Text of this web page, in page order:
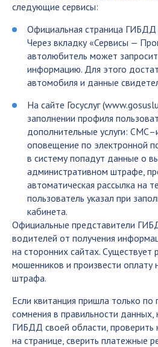
следующие сервисы:
Официальная страница ГИБДД
Через вкладку «Сервисы —
автолюбитель может
информацию. Для этого
автомобиля и данные
На сайте Госуслуг
заполнении профиля
дополнительные услуги:
оповещение по электронной
в систему попадут данные о
административном штрафе,
автоматическая рассылка на
пользователь указал при
кабинета.
Официальные представители
водителей от получения
на сторонних сайтах. Существует
мошенников и произвести оплату
штрафа.
Если квитанция пришла только по
сомнения в правильности данных,
ГИБДД своей области, проверить
на странице, сверить платежные